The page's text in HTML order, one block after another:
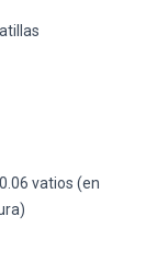
vatios (en